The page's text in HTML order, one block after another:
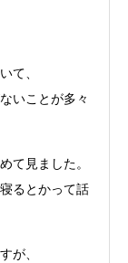
て、
いことが多々
て見ました。
るとかって話
が、